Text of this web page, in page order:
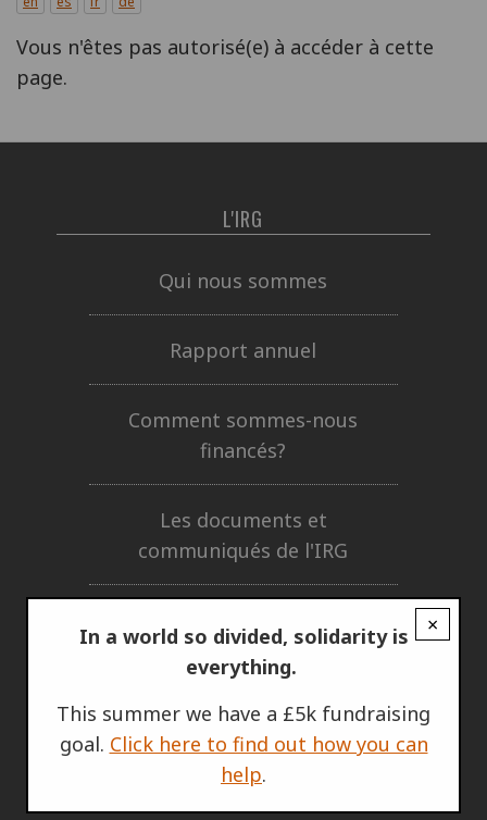
Vous n'êtes pas autorisé(e) à accéder à cette
page.
×
In a world so divided, solidarity is
everything.
This summer we have a £5k fundraising
goal. Click here to find out how you can
help.
L'IRG
Qui nous sommes
Rapport annuel
Comment sommes-nous
financés?
Les documents et
communiqués de l'IRG
ÊTRE IMPLIQUÉ
Soutenir l'IRG
Notre réseau d'IRG